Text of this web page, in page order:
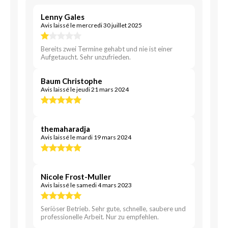
Lenny Gales
Avis laissé le mercredi 30 juillet 2025
Bereits zwei Termine gehabt und nie ist einer
Aufgetaucht. Sehr unzufrieden.
Baum Christophe
Avis laissé le jeudi 21 mars 2024
themaharadja
Avis laissé le mardi 19 mars 2024
Nicole Frost-Muller
Avis laissé le samedi 4 mars 2023
Seriöser Betrieb. Sehr gute, schnelle, saubere und
professionelle Arbeit. Nur zu empfehlen.